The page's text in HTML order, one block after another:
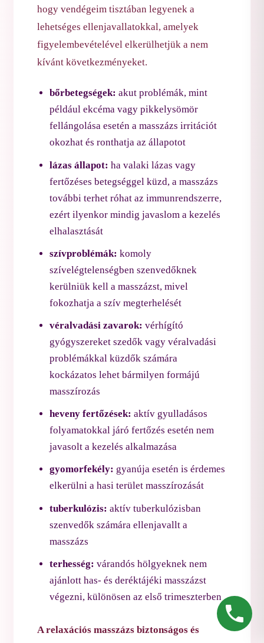
hogy vendégeim tisztában legyenek a
lehetséges ellenjavallatokkal, amelyek
figyelembevételével elkerülhetjük a nem
kívánt következményeket.
bőrbetegségek: akut problémák, mint
például ekcéma vagy pikkelysömör
fellángolása esetén a masszázs irritációt
okozhat és ronthatja az állapotot
lázas állapot: ha valaki lázas vagy
fertőzéses betegséggel küzd, a masszázs
további terhet róhat az immunrendszerre,
ezért ilyenkor mindig javaslom a kezelés
elhalasztását
szívproblémák: komoly
szívelégtelenségben szenvedőknek
kerülniük kell a masszázst, mivel
fokozhatja a szív megterhelését
véralvadási zavarok: vérhígító
gyógyszereket szedők vagy véralvadási
problémákkal küzdők számára
kockázatos lehet bármilyen formájú
masszírozás
heveny fertőzések: aktív gyulladásos
folyamatokkal járó fertőzés esetén nem
javasolt a kezelés alkalmazása
gyomorfekély: gyanúja esetén is érdemes
elkerülni a hasi terület masszírozását
tuberkulózis: aktív tuberkulózisban
szenvedők számára ellenjavallt a
masszázs
terhesség: várandós hölgyeknek nem
ajánlott has- és deréktájéki masszázst
végezni, különösen az első trimeszterben
A relaxációs masszázs biztonságos és